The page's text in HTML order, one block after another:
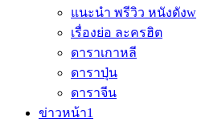
แนะนำ พรีวิว หนังดังw
เรื่องย่อ ละครฮิต
ดาราเกาหลี
ดาราปุ่น
ดาราจีน
ข่าวหน้า1